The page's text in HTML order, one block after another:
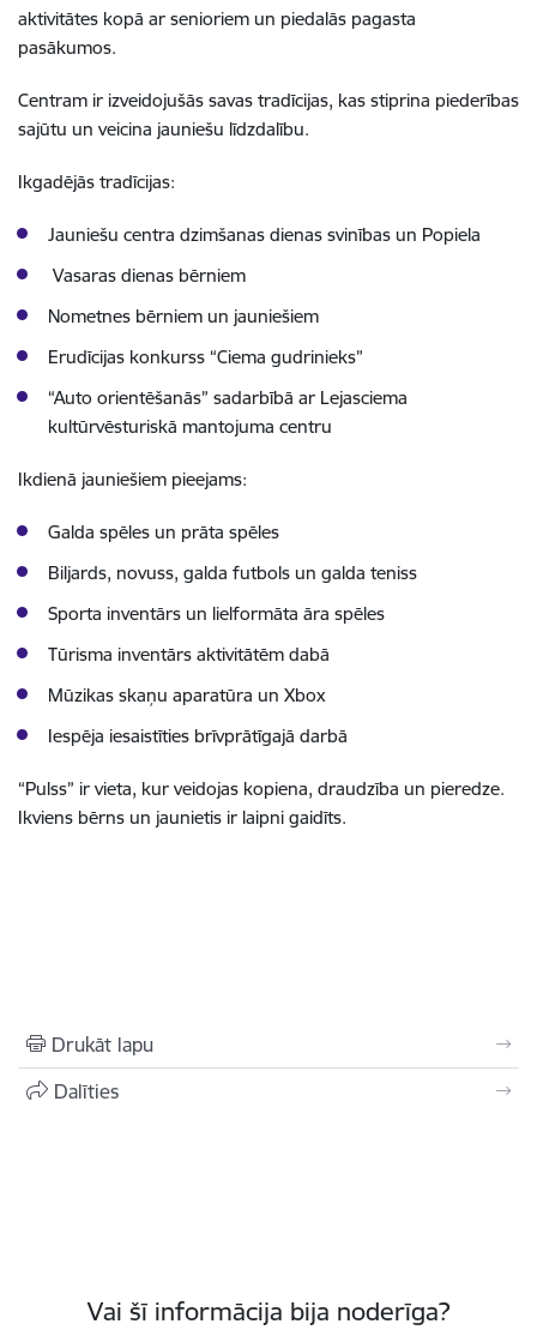
aktivitātes kopā ar senioriem un piedalās pagasta
pasākumos.
Centram ir izveidojušās savas tradīcijas, kas stiprina piederības
sajūtu un veicina jauniešu līdzdalību.
Ikgadējās tradīcijas:
Jauniešu centra dzimšanas dienas svinības un Popiela
Vasaras dienas bērniem
Nometnes bērniem un jauniešiem
Erudīcijas konkurss “Ciema gudrinieks”
“Auto orientēšanās” sadarbībā ar Lejasciema
kultūrvēsturiskā mantojuma centru
Ikdienā jauniešiem pieejams:
Galda spēles un prāta spēles
Biljards, novuss, galda futbols un galda teniss
Sporta inventārs un lielformāta āra spēles
Tūrisma inventārs aktivitātēm dabā
Mūzikas skaņu aparatūra un Xbox
Iespēja iesaistīties brīvprātīgajā darbā
“Pulss” ir vieta, kur veidojas kopiena, draudzība un pieredze.
Ikviens bērns un jaunietis ir laipni gaidīts.
Drukāt lapu
Dalīties
Vai šī informācija bija noderīga?